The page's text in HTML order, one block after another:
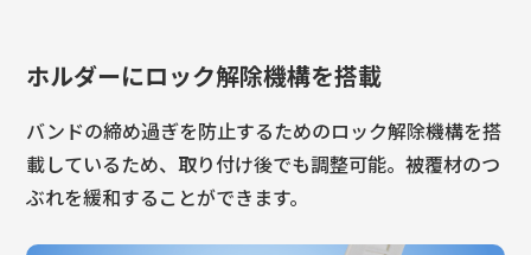
ホルダーにロック解除機構を搭載
バンドの締め過ぎを防止するためのロック解除機構を搭
載しているため、取り付け後でも調整可能。被覆材のつ
ぶれを緩和することができます。